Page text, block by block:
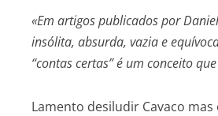
«Em artigos publicados por
insólita, absurda, vazia e
“contas certas” é um conceito
Lamento desiludir Cavaco